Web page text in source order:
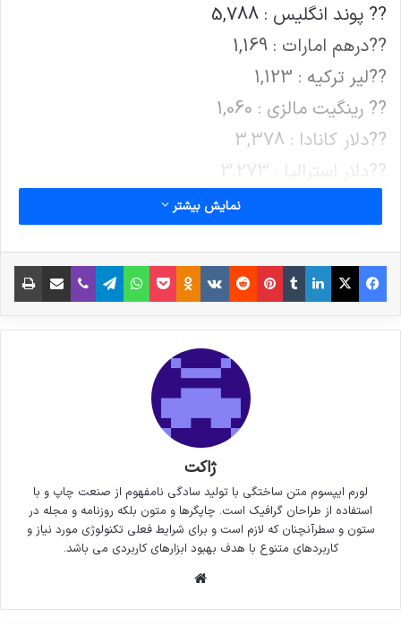
?? پوند انگلیس : 5,788
??درهم امارات : 1,169
??لیر ترکیه : 1,123
?? رینگیت مالزی : 1,060
??دلار کانادا : 3,378
??دلار استرالیا : 3,273
………نرخ فروش سکه………
نوشته های مشابه
6 نکته‌ی مهم برای گرفتن عکس‌های
جذاب‌تر در سفر
خداحافظی زود هنگام بازیکن تیم
ملی فوتسال از دنیای بازی
30 سپتامبر 2021
سکه بهار آزادی : 1,378,000
نمایش بیشتر
فیس بوک X لینکدین
‫تامبلر‫پین‌ترست
‫رددیت‫VKontakte
‫Odnoklassniki
پاکتواتس آپ تلگراموایبر اشتراک گذاری از طریق ایمیل
ژاکت
لورم ایپسوم متن ساختگی با تولید سادگی نامفهوم از صنعت چاپ و با
استفاده از طراحان گرافیک است. چاپگرها و متون بلکه روزنامه و مجله در
ستون و سطرآنچنان که لازم است و برای شرایط فعلی تکنولوژی مورد نیاز و
کاربردهای متنوع با هدف بهبود ابزارهای کاربردی می باشد.